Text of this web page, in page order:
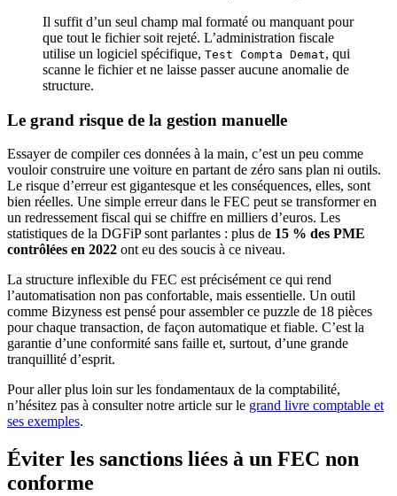
Il suffit d’un seul champ mal formaté ou manquant pour
que tout le fichier soit rejeté. L’administration fiscale
utilise un logiciel spécifique, Test Compta Demat, qui
scanne le fichier et ne laisse passer aucune anomalie de
structure.
Le grand risque de la gestion manuelle
Essayer de compiler ces données à la main, c’est un peu comme
vouloir construire une voiture en partant de zéro sans plan ni outils.
Le risque d’erreur est gigantesque et les conséquences, elles, sont
bien réelles. Une simple erreur dans le FEC peut se transformer en
un redressement fiscal qui se chiffre en milliers d’euros. Les
statistiques de la DGFiP sont parlantes : plus de 15 % des PME
contrôlées en 2022 ont eu des soucis à ce niveau.
La structure inflexible du FEC est précisément ce qui rend
l’automatisation non pas confortable, mais essentielle. Un outil
comme Bizyness est pensé pour assembler ce puzzle de 18 pièces
pour chaque transaction, de façon automatique et fiable. C’est la
garantie d’une conformité sans faille et, surtout, d’une grande
tranquillité d’esprit.
Pour aller plus loin sur les fondamentaux de la comptabilité,
n’hésitez pas à consulter notre article sur le grand livre comptable et
ses exemples.
Éviter les sanctions liées à un FEC non
conforme